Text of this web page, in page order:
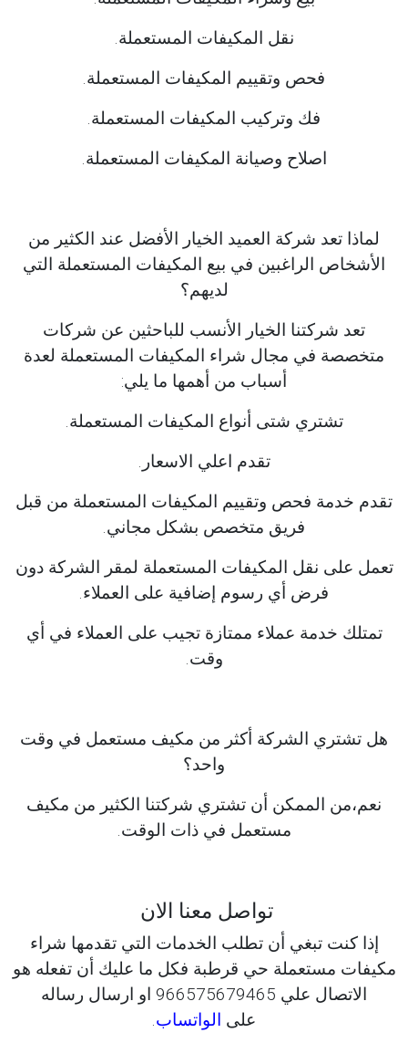
نقل المكيفات المستعملة.
فحص وتقييم المكيفات المستعملة.
فك وتركيب المكيفات المستعملة.
اصلاح وصيانة المكيفات المستعملة.
لماذا تعد شركة العميد الخيار الأفضل عند الكثير من
الأشخاص الراغبين في بيع المكيفات المستعملة التي
لديهم؟
تعد شركتنا الخيار الأنسب للباحثين عن شركات
متخصصة في مجال شراء المكيفات المستعملة لعدة
أسباب من أهمها ما يلي:
تشتري شتى أنواع المكيفات المستعملة.
تقدم اعلي الاسعار.
تقدم خدمة فحص وتقييم المكيفات المستعملة من قبل
فريق متخصص بشكل مجاني.
تعمل على نقل المكيفات المستعملة لمقر الشركة دون
فرض أي رسوم إضافية على العملاء.
تمتلك خدمة عملاء ممتازة تجيب على العملاء في أي
وقت.
هل تشتري الشركة أكثر من مكيف مستعمل في وقت
واحد؟
نعم،من الممكن أن تشتري شركتنا الكثير من مكيف
مستعمل في ذات الوقت.
تواصل معنا الان
إذا كنت تبغي أن تطلب الخدمات التي تقدمها شراء
مكيفات مستعملة حي قرطبة فكل ما عليك أن تفعله هو
الاتصال علي 966575679465 او ارسال رساله
على الواتساب.